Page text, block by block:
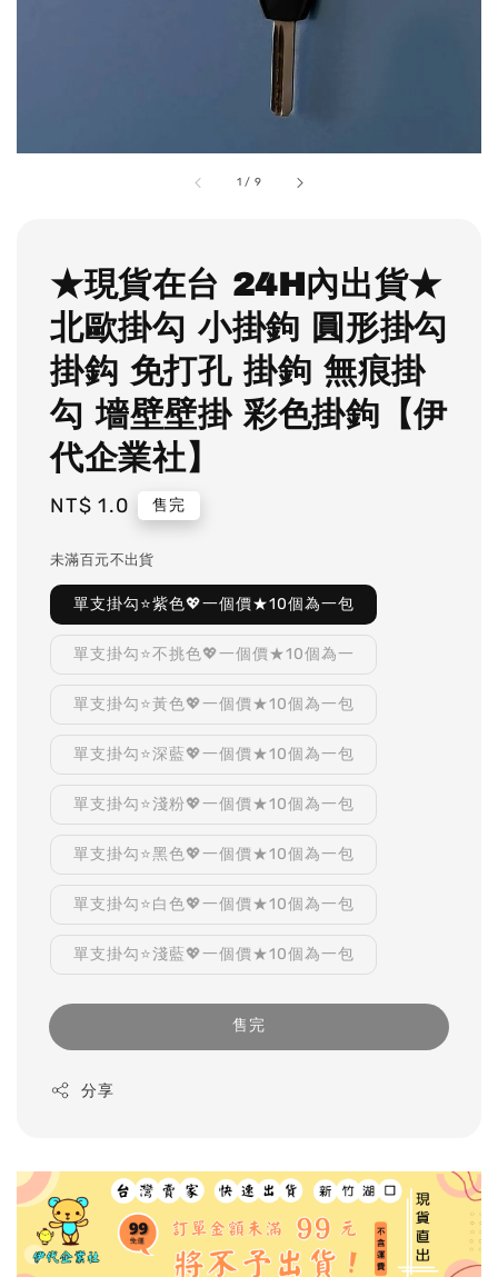
1 / 9
★現貨在台 24H內出貨★
北歐掛勾 小掛鉤 圓形掛勾
掛鈎 免打孔 掛鉤 無痕掛
勾 墻壁壁掛 彩色掛鉤【伊
代企業社】
Regular
NT$ 1.0 售完
未滿百元不出貨
單支掛勾⭐️紫色💖一個價★10個為一包
單支掛勾⭐️不挑色💖一個價★10個為一
單支掛勾⭐️黃色💖一個價★10個為一包
單支掛勾⭐️深藍💖一個價★10個為一包
單支掛勾⭐️淺粉💖一個價★10個為一包
單支掛勾⭐️黑色💖一個價★10個為一包
單支掛勾⭐️白色💖一個價★10個為一包
單支掛勾⭐️淺藍💖一個價★10個為一包
售完
分享